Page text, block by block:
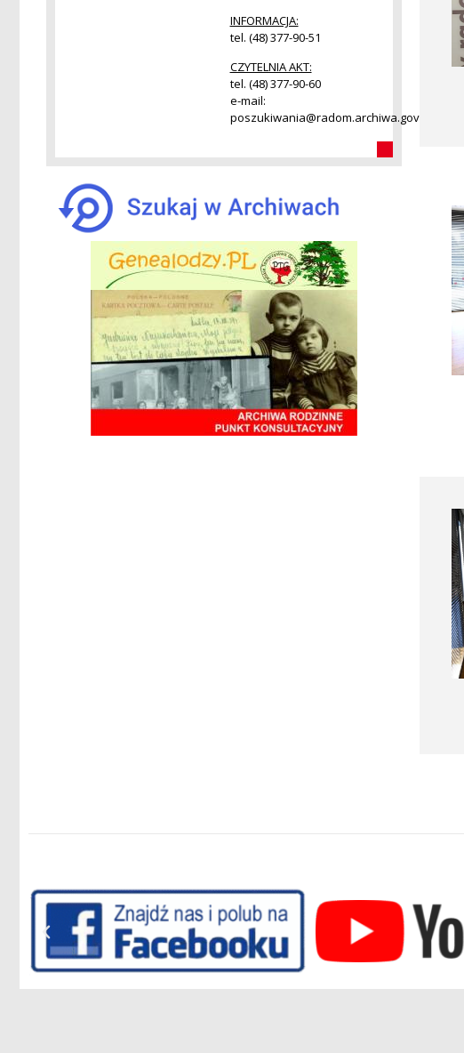
INFORMACJA:
tel. (48) 377-90-51
CZYTELNIA AKT:
tel. (48) 377-90-60
e-mail:
poszukiwania@radom.archiwa.gov.pl